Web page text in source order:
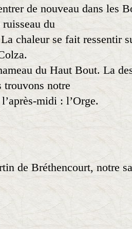
de nouveau dans les
du
chaleur se fait ressentir
du Haut Bout. La
trouvons notre
midi : l’Orge.
de Bréthencourt, notre